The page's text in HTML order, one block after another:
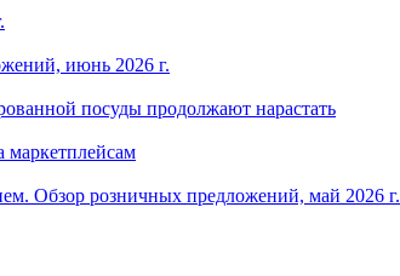
июнь 2026 г.
посуды продолжают нарастать
маркетплейсам
Обзор розничных предложений, май 2026 г.